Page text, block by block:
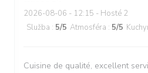
2026-08-06 - 12:15 - Hosté 2
Služba : 5/5 Atmosféra : 5/5
Cuisine de qualité, excellent